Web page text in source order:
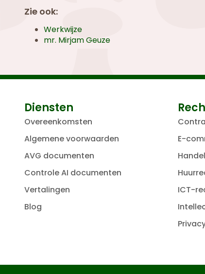
Zie ook:
Werkwijze
mr. Mirjam Geuze
Diensten
Overeenkomsten
Algemene voorwaarden
AVG documenten
Controle AI documenten
Vertalingen
Blog
E-
ICT-